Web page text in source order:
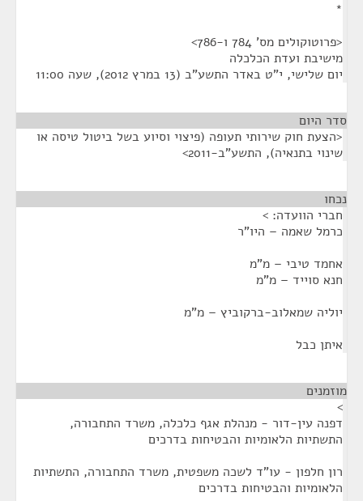
*
<פרוטוקולים מס' 784 ו-786>
מישיבת ועדת הכלכלה
יום שלישי, י"ט באדר התשע"ב (13 במרץ 2012), שעה 11:00
סדר היום
<הצעת חוק שירותי תעופה (פיצוי וסיוע בשל ביטול טיסה או
שינוי בתנאיה), התשע"ב-2011>
נכחו
חברי הוועדה: >
כרמל שאמה – היו"ר
אחמד טיבי – מ"מ
חנא סוייד – מ"מ
יוליה שמאלוב-ברקוביץ – מ"מ
איתן כבל
מוזמנים
>
דפנה עין-דור - מנהלת אגף כלכלה, משרד התחבורה,
התשתיות הלאומיות והבטיחות בדרכים
רון חלפון - עו"ד לשכה משפטית, משרד התחבורה, התשתיות
הלאומיות והבטיחות בדרכים